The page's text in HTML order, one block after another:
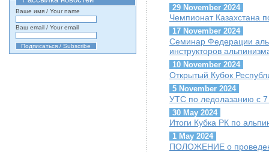
Ваше имя / Your name
Ваш email / Your email
29 November 2024
Чемпионат Казахстана
17 November 2024
Семинар Федерации
инструкторов
10 November 2024
Открытый Кубок
5 November 2024
УТС по ледолазанию с 7
30 May 2024
Итоги Кубка РК по
1 May 2024
ПОЛОЖЕНИЕ о